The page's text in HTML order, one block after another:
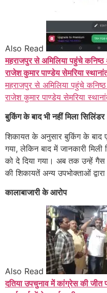
Also Read
महराजपुर से अमिलिया पहुंचे
राजेश कुमार पाण्डेय सेमरिया
महराजपुर से अमिलिया पहुंचे
राजेश कुमार पाण्डेय सेमरिया
बुकिंग के बाद भी नहीं मिला सिलिंडर
शिकायत के अनुसार बुकिंग के बाद
गया, लेकिन बाद में जानकारी
को दे दिया गया। अब तक उन्हें गैस
की शिकायतें अन्य उपभोक्ताओं
कालाबाजारी के आरोप
Also Read
दतिया उपचुनाव में कांग्रेस की जीत